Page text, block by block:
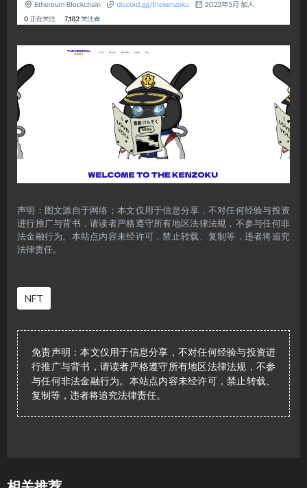
声明：图文源自于网络；本文仅用于信息分享，不对任何经验与投资
进行推广与背书，请读者严格遵守所有地区法律法规，不参与任何非
法金融行为。本站点内容未经许可，禁止转载、复制等，违者将追究
法律责任。
NFT
免责声明：本文仅用于信息分享，不对任何经验与投资进
行推广与背书，请读者严格遵守所有地区法律法规，不参
与任何非法金融行为。本站点内容未经许可，禁止转载、
复制等，违者将追究法律责任。